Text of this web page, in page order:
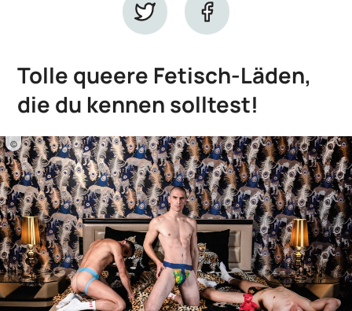
Tolle queere Fetisch-Läden,
die du kennen solltest!
©